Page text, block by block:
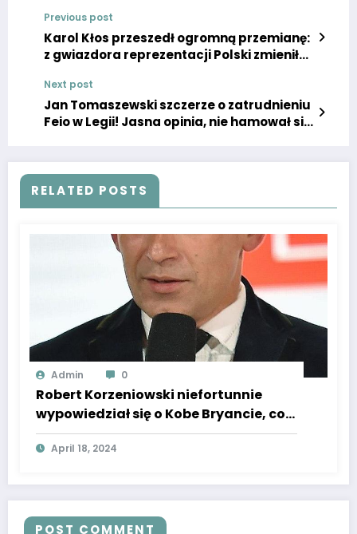
Previous post
Karol Kłos przeszedł ogromną przemianę:
z gwiazdora reprezentacji Polski zmienił
Next post
Jan Tomaszewski szczerze o zatrudnieniu
Feio w Legii! Jasna opinia, nie hamował się
RELATED POSTS
Admin 0
Robert Korzeniowski niefortunnie
wypowiedział się o Kobe Bryancie, co
wywołało lawinę komentarzy.
April 18, 2024
POST COMMENT